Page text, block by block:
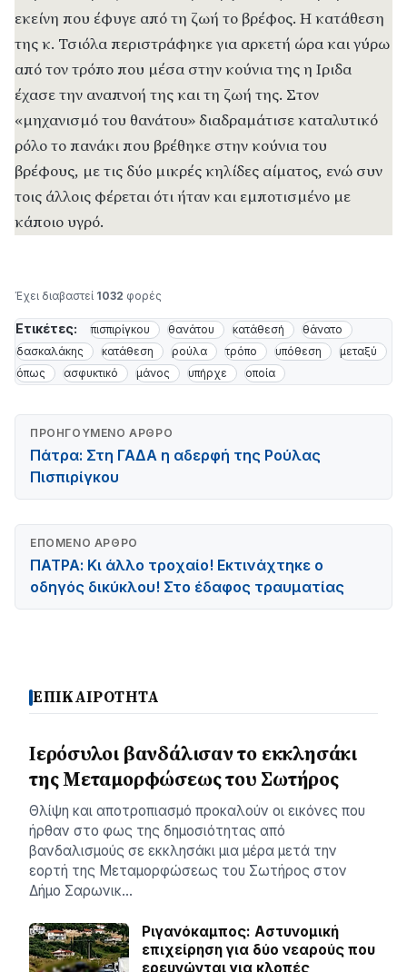
εκείνη που έφυγε από τη ζωή το βρέφος. Η κατάθεση
της κ. Τσιόλα περιστράφηκε για αρκετή ώρα και γύρω
από τον τρόπο που μέσα στην κούνια της η Ιριδα
έχασε την αναπνοή της και τη ζωή της. Στον
«μηχανισμό του θανάτου» διαδραμάτισε καταλυτικό
ρόλο το πανάκι που βρέθηκε στην κούνια του
βρέφους, με τις δύο μικρές κηλίδες αίματος, ενώ συν
τοις άλλοις φέρεται ότι ήταν και εμποτισμένο με
κάποιο υγρό.
Έχει διαβαστεί 1032 φορές
Ετικέτες: πισπιρίγκου θανάτου κατάθεσή
θάνατο
δασκαλάκης
κατάθεση ρούλα τρόπο υπόθεση
μεταξύ
όπως
ασφυκτικό μάνος υπήρχε οποία
ΠΡΟΗΓΟΎΜΕΝΟ ΆΡΘΡΟ
Πάτρα: Στη ΓΑΔΑ η αδερφή της Ρούλας
Πισπιρίγκου
ΕΠΌΜΕΝΟ ΆΡΘΡΟ
ΠΑΤΡΑ: Κι άλλο τροχαίο! Εκτινάχτηκε ο
οδηγός δικύκλου! Στο έδαφος τραυματίας
ΕΠΙΚΑΙΡΟΤΗΤΑ
Ιερόσυλοι βανδάλισαν το εκκλησάκι
της Μεταμορφώσεως του Σωτήρος
Θλίψη και αποτροπιασμό προκαλούν οι εικόνες που
ήρθαν στο φως της δημοσιότητας από
βανδαλισμούς σε εκκλησάκι μια μέρα μετά την
εορτή της Μεταμορφώσεως του Σωτήρος στον
Δήμο Σαρωνικ…
Ριγανόκαμπος: Αστυνομική
επιχείρηση για δύο νεαρούς που
ερευνώνται για κλοπές